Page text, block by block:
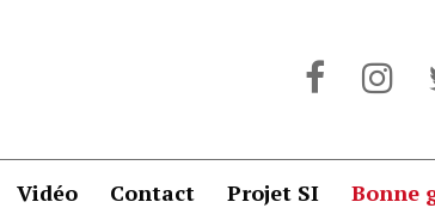
Vidéo Contact Projet SI Bonne